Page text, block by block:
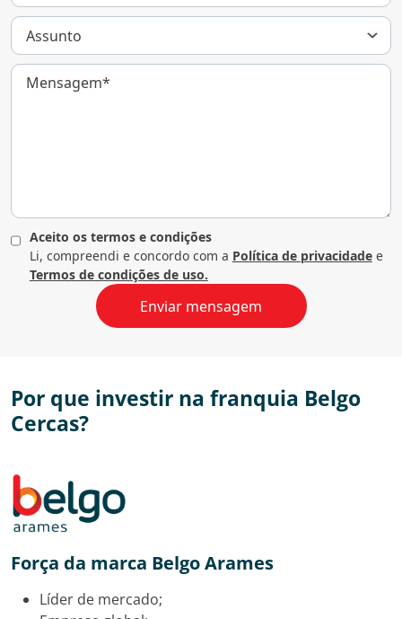
Aceito os termos e condições
Li, compreendi e concordo com a Política de privacidadee
Termos de condições de uso.
Por que investir na franquia Belgo
Cercas?
Força da marca Belgo Arames
Líder de mercado;